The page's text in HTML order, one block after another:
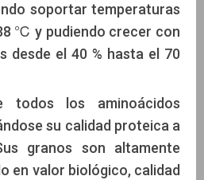
soportar temperaturas
℃ y pudiendo crecer con
desde el 40 % hasta el 70
todos los aminoácidos
su calidad proteica a
granos son altamente
en valor biológico, calidad